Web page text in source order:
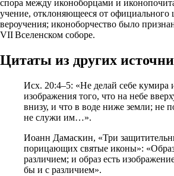
спора между иконоборцами и
учение, отклоняющееся от официального
вероучения; иконоборчество было
VII Вселенском соборе.
Цитаты из других
Исх. 20:4–5: «Не делай себе кумира
изображения того, что на небе
внизу, и что в воде ниже земли; не
не служи им…».
Иоанн Дамаскин, «Три
порицающих святые иконы»: «Образ
различием; и образ есть
бы и с различием».